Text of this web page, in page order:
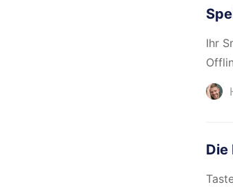
Ihr
Die